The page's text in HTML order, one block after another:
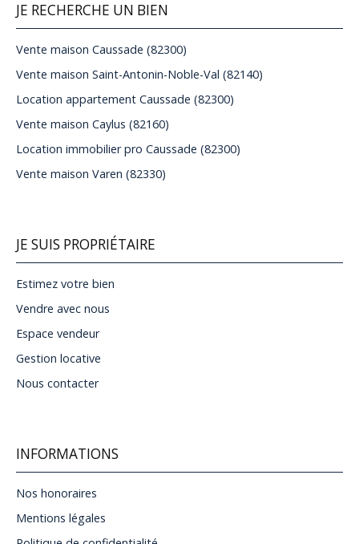
JE RECHERCHE UN BIEN
Vente maison Caussade (82300)
Vente maison Saint-Antonin-Noble-Val (82140)
Location appartement Caussade (82300)
Vente maison Caylus (82160)
Location immobilier pro Caussade (82300)
Vente maison Varen (82330)
JE SUIS PROPRIÉTAIRE
Estimez votre bien
Vendre avec nous
Espace vendeur
Gestion locative
Nous contacter
INFORMATIONS
Nos honoraires
Mentions légales